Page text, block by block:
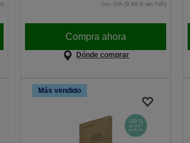
con IVA (9,88 € sin IVA)
Compra ahora
Dónde comprar
Más vendido